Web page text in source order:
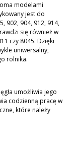
modelami
jest do
902, 904, 912, 914,
się również w
czy 8045. Dzięki
uniwersalny,
rolnika.
umożliwia jego
codzienną pracę w
które należy